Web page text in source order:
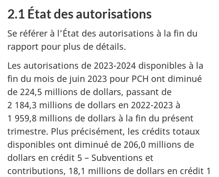
2.1 État des autorisations
Se référer à l’État des autorisations à la fin du
rapport pour plus de détails.
Les autorisations de 2023-2024 disponibles à la
fin du mois de juin 2023 pour PCH ont diminué
de 224,5 millions de dollars, passant de
2 184,3 millions de dollars en 2022-2023 à
1 959,8 millions de dollars à la fin du présent
trimestre. Plus précisément, les crédits totaux
disponibles ont diminué de 206,0 millions de
dollars en crédit 5 – Subventions et
contributions, 18,1 millions de dollars en crédit 1